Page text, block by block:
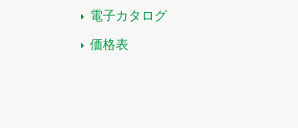
電子カタログ
価格表